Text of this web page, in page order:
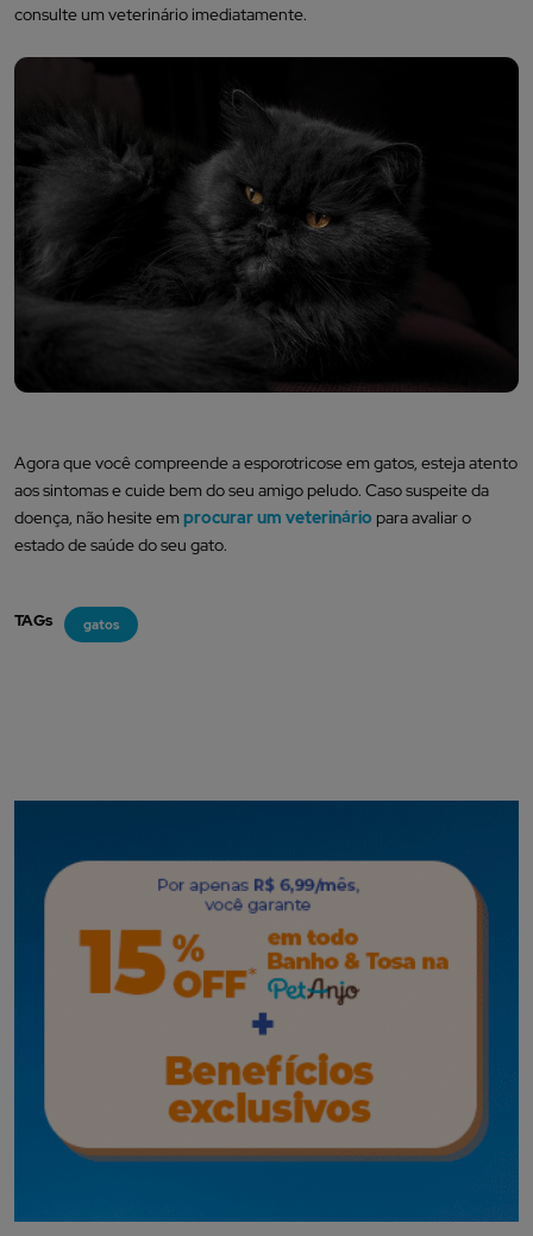
consulte um veterinário imediatamente.
Agora que você compreende a esporotricose em gatos, esteja atento
aos sintomas e cuide bem do seu amigo peludo. Caso suspeite da
doença, não hesite em procurar um veterinário para avaliar o
estado de saúde do seu gato.
TAGs gatos